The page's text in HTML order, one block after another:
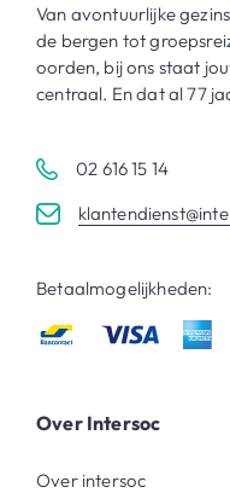
Van avontuurlijke
de bergen tot
oorden, bij ons staat
centraal. En dat al 77
02 616 15 14
Betaalmogelijkheden:
Over Intersoc
Over intersoc